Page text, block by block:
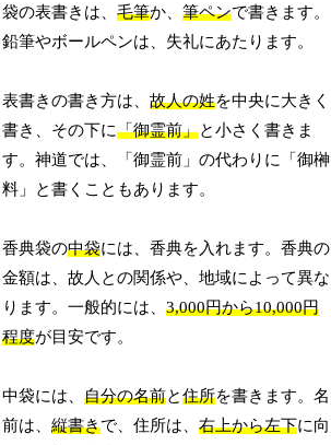
袋の表書きは、毛筆か、筆ペンで書きます。
鉛筆やボールペンは、失礼にあたります。
表書きの書き方は、故人の姓を中央に大きく
書き、その下に「御霊前」と小さく書きま
す。神道では、「御霊前」の代わりに「御榊
料」と書くこともあります。
香典袋の中袋には、香典を入れます。香典の
金額は、故人との関係や、地域によって異な
ります。一般的には、3,000円から10,000円
程度が目安です。
中袋には、自分の名前と住所を書きます。名
前は、縦書きで、住所は、右上から左下に向